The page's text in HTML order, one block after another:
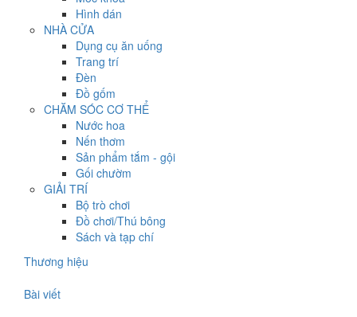
Hình dán
NHÀ CỬA
Dụng cụ ăn uống
Trang trí
Đèn
Đồ gốm
CHĂM SÓC CƠ THỂ
Nước hoa
Nến thơm
Sản phẩm tắm - gội
Gối chườm
GIẢI TRÍ
Bộ trò chơi
Đồ chơi/Thú bông
Sách và tạp chí
Thương hiệu
Bài viết